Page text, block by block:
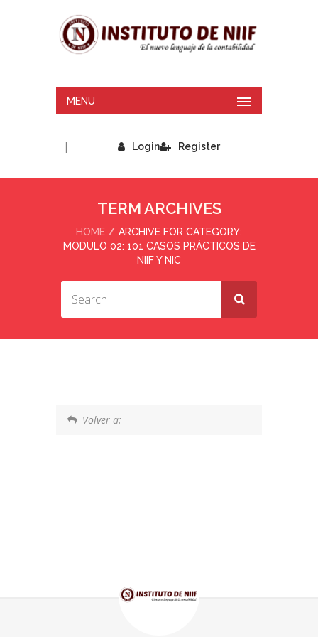
MENU
Login
| Register
TERM ARCHIVES
HOME
ARCHIVE FOR CATEGORY:
MODULO 02: 101 CASOS PRÁCTICOS DE
NIIF Y NIC
Volver a: